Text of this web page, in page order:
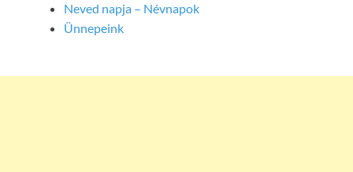
Neved napja – Névnapok
Ünnepeink